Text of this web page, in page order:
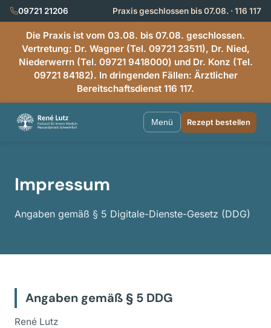
09721 21206 Praxis geschlossen bis 07.08. · 116 117
Die Praxis ist vom 03.08. bis 07.08. geschlossen.
Vertretung: Dr. Wagner (Tel. 09721 23511), Dr. Nied,
Niederwerrn (Tel. 09721 9418000) und Dr. Konz (Tel.
09721 84182). In dringenden Fällen: Ärztlicher
Bereitschaftsdienst 116 117.
Menü Rezept bestellen
Impressum
Angaben gemäß § 5 Digitale-Dienste-Gesetz (DDG)
Angaben gemäß § 5 DDG
René Lutz